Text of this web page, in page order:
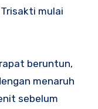
mulai
beruntun,
menaruh
sebelum